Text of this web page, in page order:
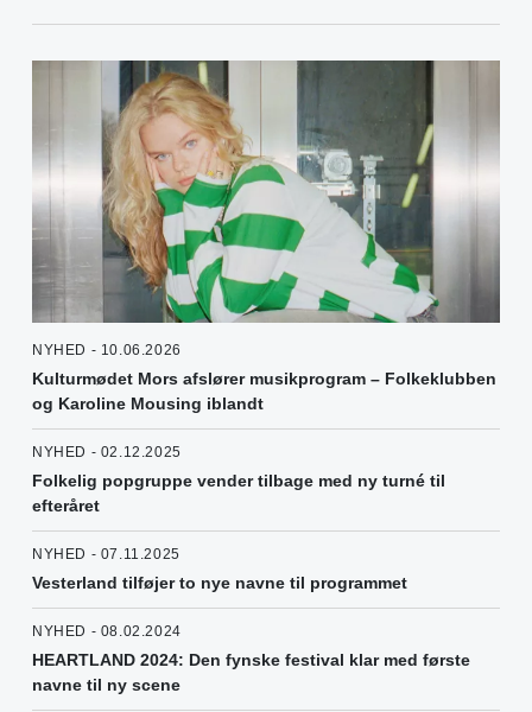
NYHED - 10.06.2026
Kulturmødet Mors afslører musikprogram – Folkeklubben
og Karoline Mousing iblandt
NYHED - 02.12.2025
Folkelig popgruppe vender tilbage med ny turné til
efteråret
NYHED - 07.11.2025
Vesterland tilføjer to nye navne til programmet
NYHED - 08.02.2024
HEARTLAND 2024: Den fynske festival klar med første
navne til ny scene